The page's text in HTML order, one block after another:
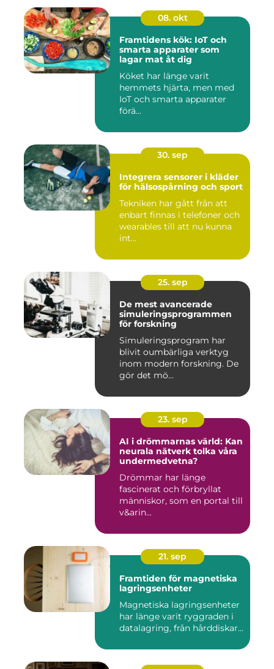
08. okt
Framtidens kök: IoT och
smarta apparater som
lagar mat åt dig
Köket har länge varit
hemmets hjärta, men med
IoT och smarta apparater
förä...
30. sep
Integrera sensorer i kläder
för hälsospårning och sport
Tekniken har gått från att
enbart finnas i telefoner och
wearables till att nu kunna
int...
25. sep
De mest avancerade
simuleringsprogrammen
för forskning
Simuleringsprogram har
blivit oumbärliga verktyg
inom modern forskning. De
gör det mö...
23. sep
AI i drömmarnas värld: Kan
neurala nätverk tolka våra
undermedvetna?
Drömmar har länge
fascinerat och förbryllat
människor, som en portal till
v&arin...
21. sep
Framtiden för magnetiska
lagringsenheter
Magnetiska lagringsenheter
har länge varit ryggraden i
datalagring, från hårddiskar...